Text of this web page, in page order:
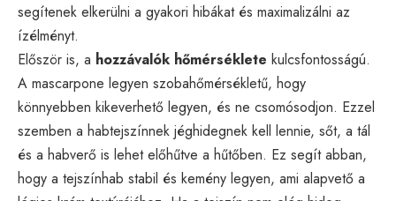
segítenek elkerülni a gyakori hibákat és maximalizálni az
ízélményt.
Először is, a hozzávalók hőmérséklete kulcsfontosságú.
A mascarpone legyen szobahőmérsékletű, hogy
könnyebben kikeverhető legyen, és ne csomósodjon. Ezzel
szemben a habtejszínnek jéghidegnek kell lennie, sőt, a tál
és a habverő is lehet előhűtve a hűtőben. Ez segít abban,
hogy a tejszínhab stabil és kemény legyen, ami alapvető a